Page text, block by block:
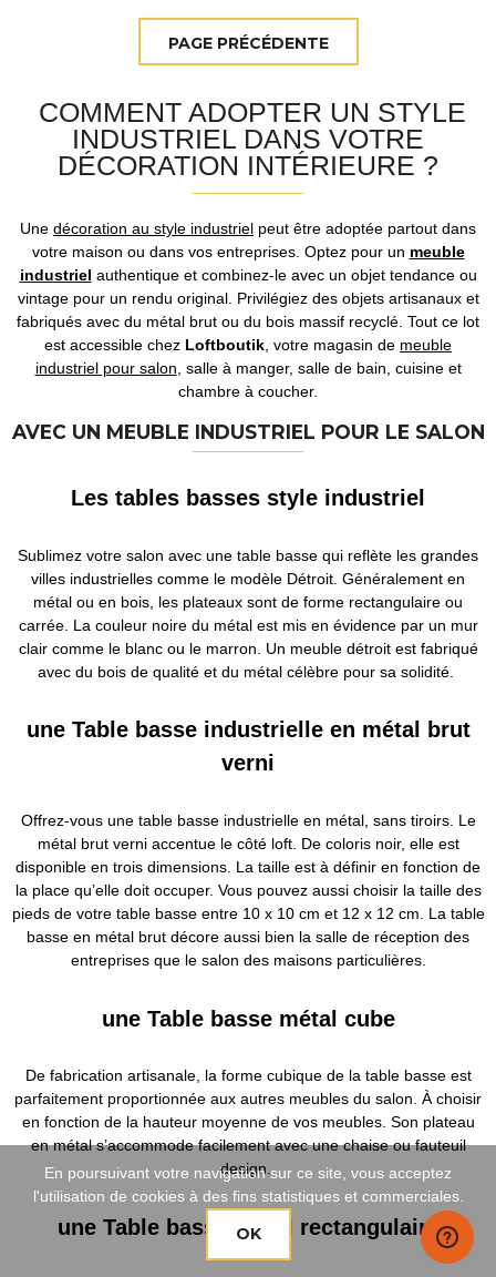
COMMENT ADOPTER UN STYLE
INDUSTRIEL DANS VOTRE
DÉCORATION INTÉRIEURE ?
Une décoration au style industriel peut être adoptée partout dans
votre maison ou dans vos entreprises. Optez pour un meuble
industriel authentique et combinez-le avec un objet tendance ou
vintage pour un rendu original. Privilégiez des objets artisanaux et
fabriqués avec du métal brut ou du bois massif recyclé. Tout ce lot
est accessible chez Loftboutik , votre magasin de meuble
industriel pour salon , salle à manger, salle de bain, cuisine et
chambre à coucher.
AVEC UN MEUBLE INDUSTRIEL POUR LE SALON
Les tables basses style industriel
Sublimez votre salon avec une table basse qui reflète les grandes
villes industrielles comme le modèle Détroit. Généralement en
métal ou en bois, les plateaux sont de forme rectangulaire ou
carrée. La couleur noire du métal est mis en évidence par un mur
clair comme le blanc ou le marron. Un meuble détroit est fabriqué
avec du bois de qualité et du métal célèbre pour sa solidité.
une Table basse industrielle en métal brut
verni
Offrez-vous une table basse industrielle en métal, sans tiroirs. Le
métal brut verni accentue le côté loft. De coloris noir, elle est
disponible en trois dimensions. La taille est à définir en fonction de
la place qu’elle doit occuper. Vous pouvez aussi choisir la taille des
pieds de votre table basse entre 10 x 10 cm et 12 x 12 cm. La table
basse en métal brut décore aussi bien la salle de réception des
entreprises que le salon des maisons particulières.
une Table basse métal cube
De fabrication artisanale, la forme cubique de la table basse est
parfaitement proportionnée aux autres meubles du salon. À choisir
en fonction de la hauteur moyenne de vos meubles. Son plateau
en métal s’accommode facilement avec une chaise ou fauteuil
design.
une Table basse métal rectangulaire
En poursuivant votre navigation sur ce site, vous acceptez
l'utilisation de cookies à des fins statistiques et commerciales.
OK